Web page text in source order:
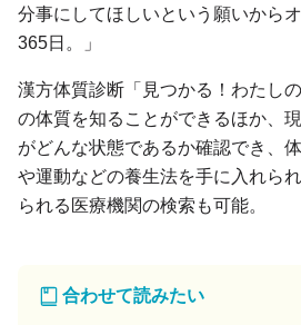
分事にしてほしいという願いから
365日。」
漢方体質診断「見つかる！わたし
の体質を知ることができるほか、
がどんな状態であるか確認でき、
や運動などの養生法を手に入れら
られる医療機関の検索も可能。
合わせて読みたい